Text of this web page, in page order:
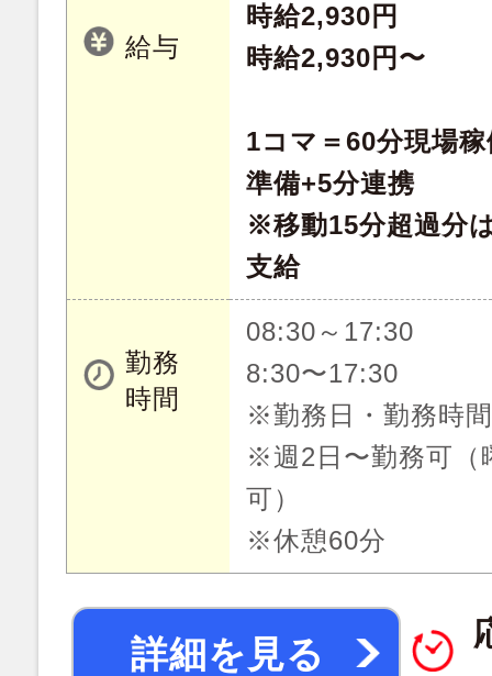
給与
時給2,930円
時給2,930円〜
1コマ＝60分現場
準備+5分連携
※移動15分超過分
支給
勤務
時間
08:30～17:30
8:30〜17:30
※勤務日・勤務時
※週2日〜勤務可（
可）
※休憩60分
詳細を見る